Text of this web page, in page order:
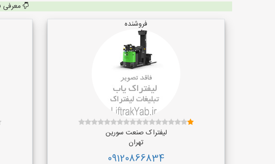
معرفی
فروشنده
لیفتراک صنعت سورین
تهران
09120866834